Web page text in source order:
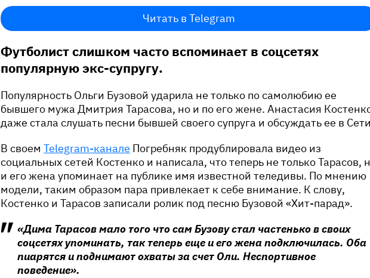
Читать в Telegram
Футболист слишком часто вспоминает в соцсетях
популярную экс-супругу.
Популярность Ольги Бузовой ударила не только по самолюбию ее
бывшего мужа Дмитрия Тарасова, но и по его жене. Анастасия
даже стала слушать песни бывшей своего супруга и обсуждать ее в
В своем Telegram-канале Погребняк продублировала видео из
социальных сетей Костенко и написала, что теперь не только Тарасов,
и его жена упоминает на публике имя известной теледивы. По мнению
модели, таким образом пара привлекает к себе внимание. К слову,
Костенко и Тарасов записали ролик под песню Бузовой «Хит-парад».
«Дима Тарасов мало того что сам Бузову стал частенько в своих
соцсетях упоминать, так теперь еще и его жена подключилась. Оба
пиарятся и поднимают охваты за счет Оли. Неспортивное
поведение».